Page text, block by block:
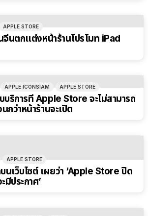
APPLE STORE
นตกแต่งหน้าร้านโปรโมท iPad
APPLE ICONSIAM APPLE STORE
บริการที่ Apple Store จะไม่สามารถ
กว่าหน้าร้านจะเปิด
APPLE STORE
เว็บไซต์ เผยว่า ‘Apple Store ปิด
มีประกาศ’